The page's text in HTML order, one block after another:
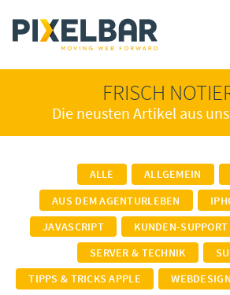
FRISCH
Die neusten Artikel aus
ALLE ALLGEMEIN
AUS DEM AGENTURLEBEN
JAVASCRIPT
KUNDEN-SUPPORT
SERVER & TECHNIK
TIPPS & TRICKS APPLE
WEBDESIGN